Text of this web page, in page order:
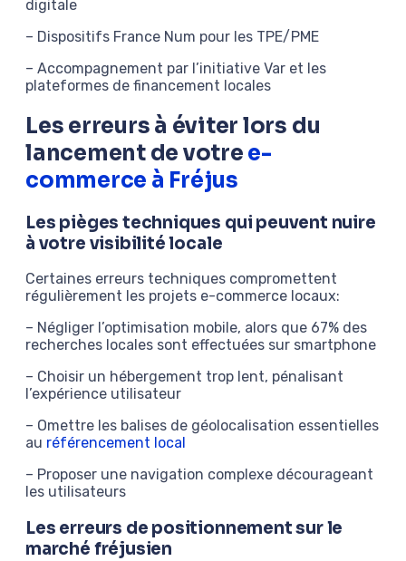
digitale
– Dispositifs France Num pour les TPE/PME
– Accompagnement par l’initiative Var et les
plateformes de financement locales
Les erreurs à éviter lors du
lancement de votre e-
commerce à Fréjus
Les pièges techniques qui peuvent nuire
à votre visibilité locale
Certaines erreurs techniques compromettent
régulièrement les projets e-commerce locaux:
– Négliger l’optimisation mobile, alors que 67% des
recherches locales sont effectuées sur smartphone
– Choisir un hébergement trop lent, pénalisant
l’expérience utilisateur
– Omettre les balises de géolocalisation essentielles
au référencement local
– Proposer une navigation complexe décourageant
les utilisateurs
Les erreurs de positionnement sur le
marché fréjusien